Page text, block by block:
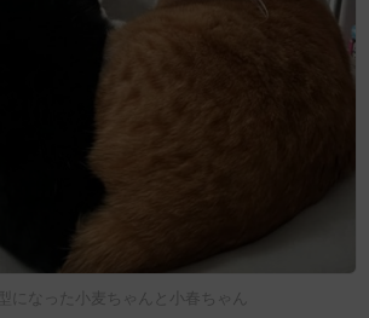
になった小麦ちゃんと小春ちゃん